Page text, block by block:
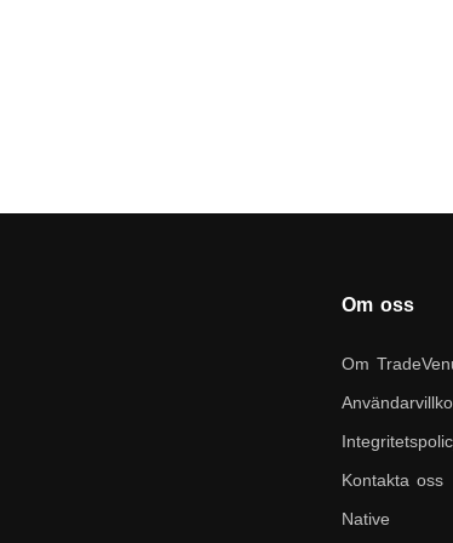
Om oss
Om
Kontakta oss
Native